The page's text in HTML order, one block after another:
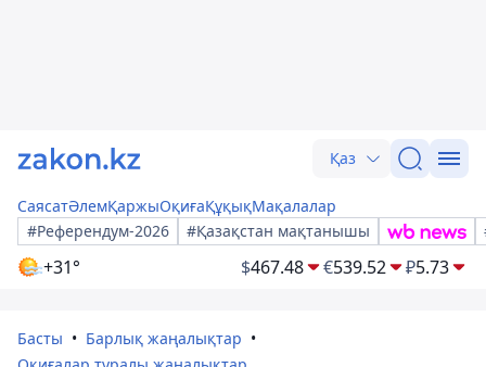
Қаз
СаясатӘлемҚаржыОқиғаҚұқықМақалалар
#Референдум-2026
#Қазақстан мақтанышы
+31° $467.48 €539.52 ₽5.73
Басты
Барлық жаңалықтар